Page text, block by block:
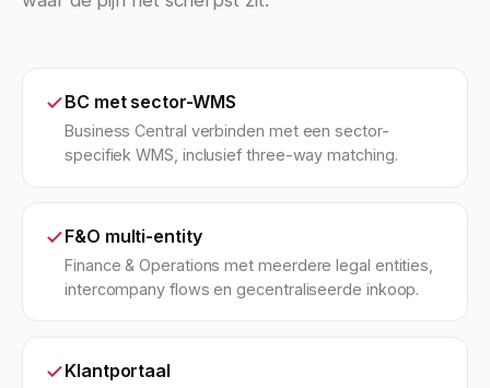
BC met sector-WMS
Business Central verbinden met een sector-
specifiek WMS, inclusief three-way matching.
F&O multi-entity
Finance & Operations met meerdere legal entities,
intercompany flows en gecentraliseerde inkoop.
Klantportaal